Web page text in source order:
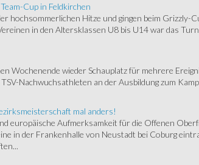
Cup in Feldkirchen
hochsommerlichen Hitze und gingen beim Grizzly-
in den Altersklassen U8 bis U14 war das
Wochenende wieder Schauplatz für mehrere
Nachwuchsathleten an der Ausbildung zum
mal anders!
europäische Aufmerksamkeit für die Offenen
in der Frankenhalle von Neustadt bei Coburg